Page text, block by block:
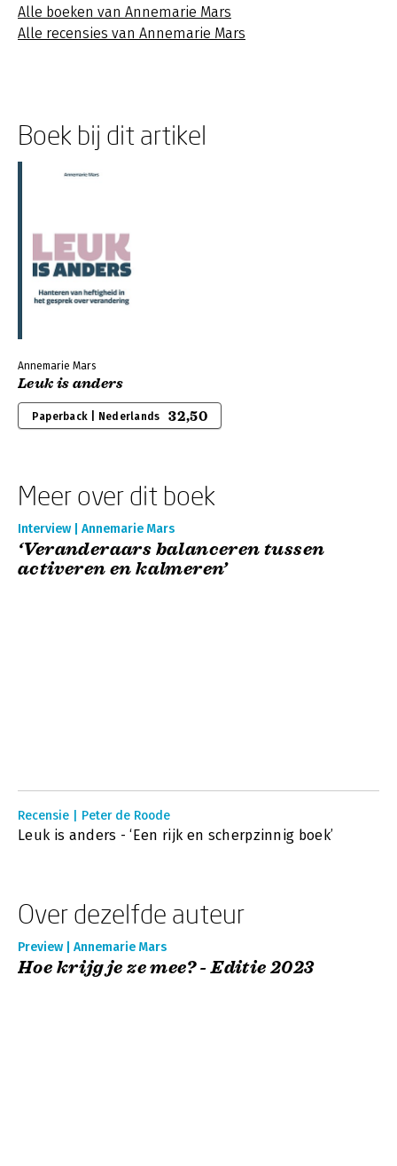
Alle boeken van Annemarie Mars
Alle recensies van Annemarie Mars
Boek bij dit artikel
Annemarie Mars
Leuk is anders
Paperback | Nederlands 32,50
Meer over dit boek
Interview | Annemarie Mars
‘Veranderaars balanceren tussen
activeren en kalmeren’
Recensie | Peter de Roode
Leuk is anders - ‘Een rijk en scherpzinnig boek’
Over dezelfde auteur
Preview | Annemarie Mars
Hoe krijg je ze mee? - Editie 2023